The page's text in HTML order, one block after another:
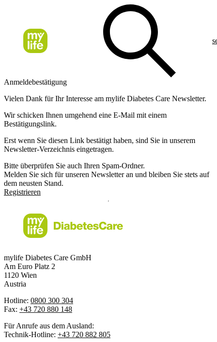
Anmeldebestätigung
Vielen Dank für Ihr Interesse am mylife Diabetes Care Newsletter.
Wir schicken Ihnen umgehend eine E-Mail mit einem
Bestätigungslink.
Erst wenn Sie diesen Link bestätigt haben, sind Sie in unserem
Newsletter-Verzeichnis eingetragen.
Bitte überprüfen Sie auch Ihren Spam-Ordner.
Melden Sie sich für unseren Newsletter an und bleiben Sie stets auf
dem neusten Stand.
Registrieren
mylife Diabetes Care GmbH
Am Euro Platz 2
1120 Wien
Austria
Hotline: 0800 300 304
Fax: +43 720 880 148
Für Anrufe aus dem Ausland:
Technik-Hotline: +43 720 882 805